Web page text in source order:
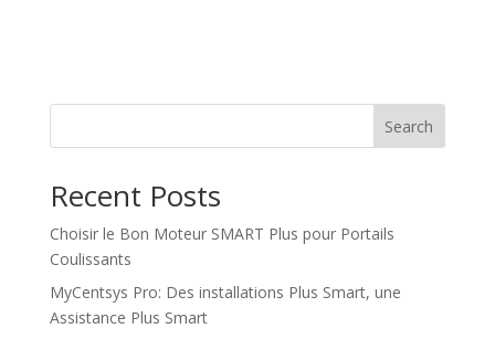
Search
Recent Posts
Choisir le Bon Moteur SMART Plus pour Portails
Coulissants
MyCentsys Pro: Des installations Plus Smart, une
Assistance Plus Smart